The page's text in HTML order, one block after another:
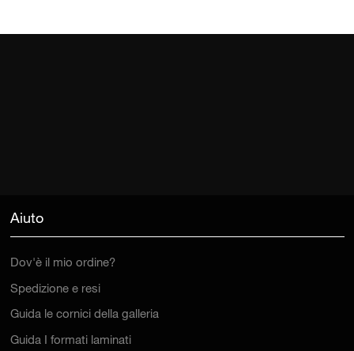
Aiuto
Dov'è il mio ordine?
Spedizione e resi
Guida le cornici della galleria
Guida I formati laminati